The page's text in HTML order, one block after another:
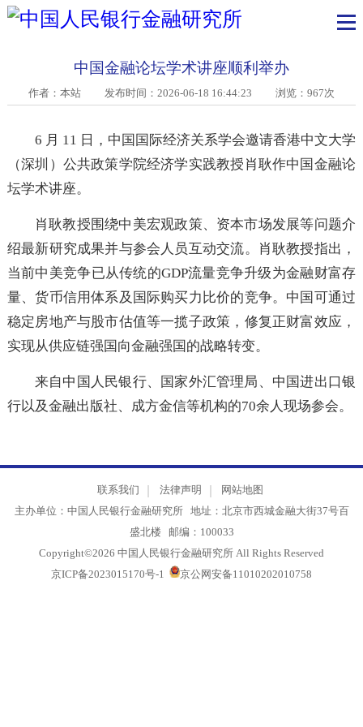
中国金融论坛学术讲座顺利举办
作者：本站发布时间：2026-06-18 16:44:23 浏览：967次
6 月 11 日，中国国际经济关系学会邀请香港中文大
（深圳）公共政策学院经济学实践教授肖耿作中国金融
坛学术讲座。
肖耿教授围绕中美宏观政策、资本市场发展等问题
绍最新研究成果并与参会人员互动交流。肖耿教授指出
当前中美竞争已从传统的GDP流量竞争升级为金融财富
量、货币信用体系及国际购买力比价的竞争。中国可通
稳定房地产与股市估值等一揽子政策，修复正财富效应
来自中国人民银行、国家外汇管理局、中国进出口
联系我们 法律声明 网站地图
主办单位：中国人民银行金融研究所 地址：北京市西城金融大街37号
盛北楼 邮编：100033
Copyright©2026 中国人民银行金融研究所 All Rights Reserved